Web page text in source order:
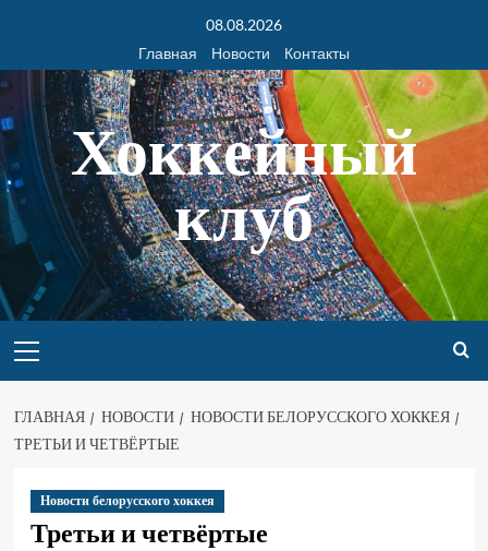
08.08.2026
Главная
Новости Контакты
Хоккейный
клуб
ГЛАВНАЯ НОВОСТИ
НОВОСТИ БЕЛОРУССКОГО ХОККЕЯ
ТРЕТЬИ И ЧЕТВЁРТЫЕ
Новости белорусского хоккея
Третьи и четвёртые